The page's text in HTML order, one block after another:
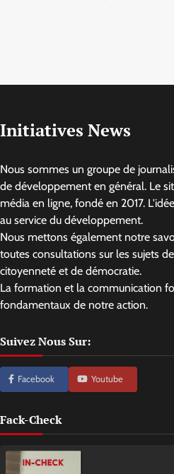
Initiatives News
Nous sommes un groupe de
de développement en général. Le
média en ligne, fondé en 2017.
au service du développement.
Nous mettons également notre
toutes consultations sur les sujets
citoyenneté et de démocratie.
La formation et la communication
fondamentaux de notre action.
Suivez Nous Sur:
Facebook Youtube
Fack-Check